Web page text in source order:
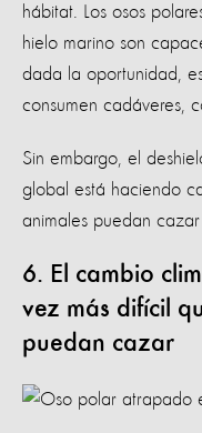
hábitat. Los osos
hielo marino son
dada la oportunidad,
consumen cadáveres,
Sin embargo, el
global está haciendo
animales puedan
6. El cambio
vez más difícil
puedan cazar